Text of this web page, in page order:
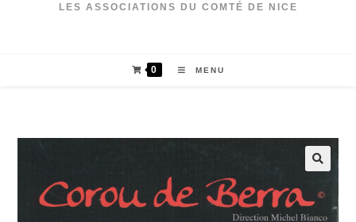
LES ASSOCIATIONS DU COMTÉ DE NICE
0 MENU